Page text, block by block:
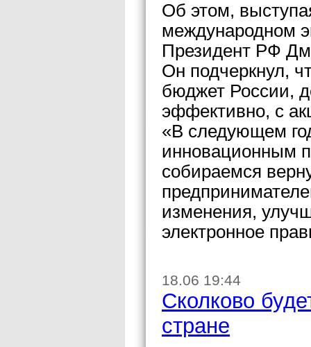
Об этом,
международном
Президент РФ
Он подчеркнул,
бюджет России,
эффективно, с
«В следующем
инновационным
собираемся
изменения,
электронное
18.06 19:44
Сколково
стране